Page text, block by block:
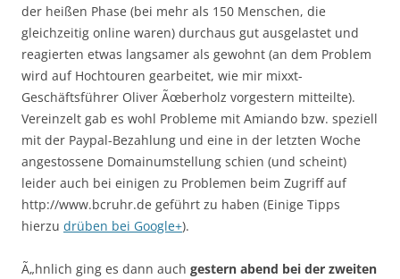
der heißen Phase (bei mehr als 150 Menschen, die
gleichzeitig online waren) durchaus gut ausgelastet und
reagierten etwas langsamer als gewohnt (an dem Problem
wird auf Hochtouren gearbeitet, wie mir mixxt-
Geschäftsführer Oliver Ãœberholz vorgestern mitteilte).
Vereinzelt gab es wohl Probleme mit Amiando bzw. speziell
mit der Paypal-Bezahlung und eine in der letzten Woche
angestossene Domainumstellung schien (und scheint)
leider auch bei einigen zu Problemen beim Zugriff auf
http://www.bcruhr.de geführt zu haben (Einige Tipps
hierzu drüben bei Google+).
Ã„hnlich ging es dann auch gestern abend bei der zweiten